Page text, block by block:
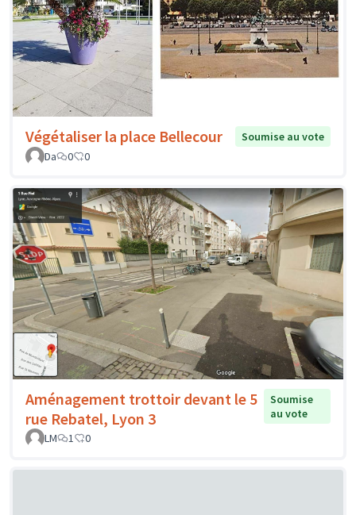
Végétaliser la place Bellecour
Soumise au vote
Da
0 0
Aménagement trottoir devant le 5
rue Rebatel, Lyon 3
Soumise
au vote
LM
1 0